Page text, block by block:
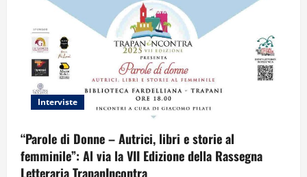
dell’impegno
in
ricordo
delle
vittime
innocenti
delle
mafie
–
Video
Interviste
“Parole di Donne – Autrici, libri e storie al
femminile”: Al via la VII Edizione della Rassegna
Letteraria TrapanIncontra